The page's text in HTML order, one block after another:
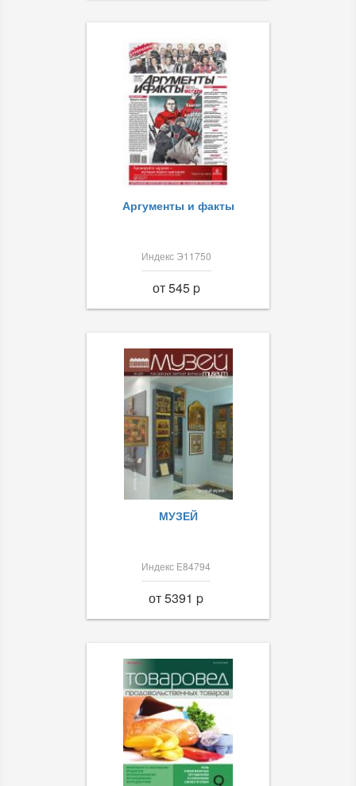
Аргументы и факты
Индекс Э11750
от 545 p
МУЗЕЙ
Индекс Е84794
от 5391 p